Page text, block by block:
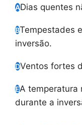
ADias quentes
BTempestades
inversão.
DVentos fortes
EA temperatura
durante a